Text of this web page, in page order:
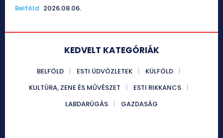
Belföld 2026.08.06.
KEDVELT KATEGÓRIÁK
BELFÖLD ESTI ÜDVÖZLETEK
KÜLFÖLD
KULTÚRA, ZENE ÉS MŰVÉSZET
ESTI RIKKANCS
LABDARÚGÁS
GAZDASÁG